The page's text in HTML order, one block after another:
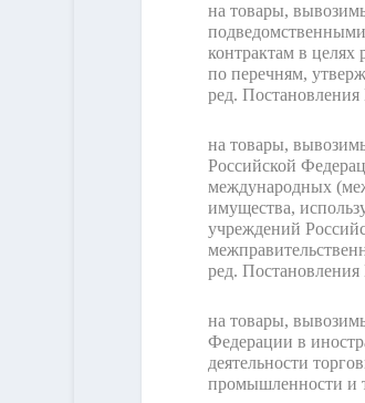
на товары,
контрактам в целях
по перечням,
ред.
на товары,
Российской
международных
имущества,
учреждений
ред.
на товары,
Федерации в
деятельности
промышленности и